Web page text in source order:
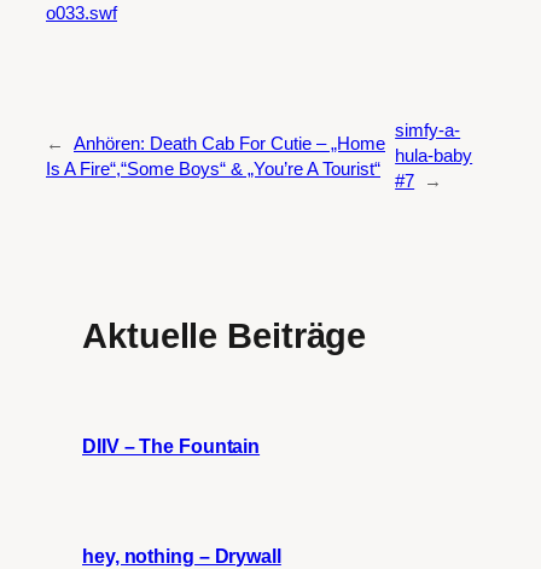
o033.swf
←
Anhören: Death Cab For Cutie – „Home
Is A Fire“,“Some Boys“ & „You’re A Tourist“
simfy-a-
hula-baby
#7
→
Aktuelle Beiträge
DIIV – The Fountain
hey, nothing – Drywall